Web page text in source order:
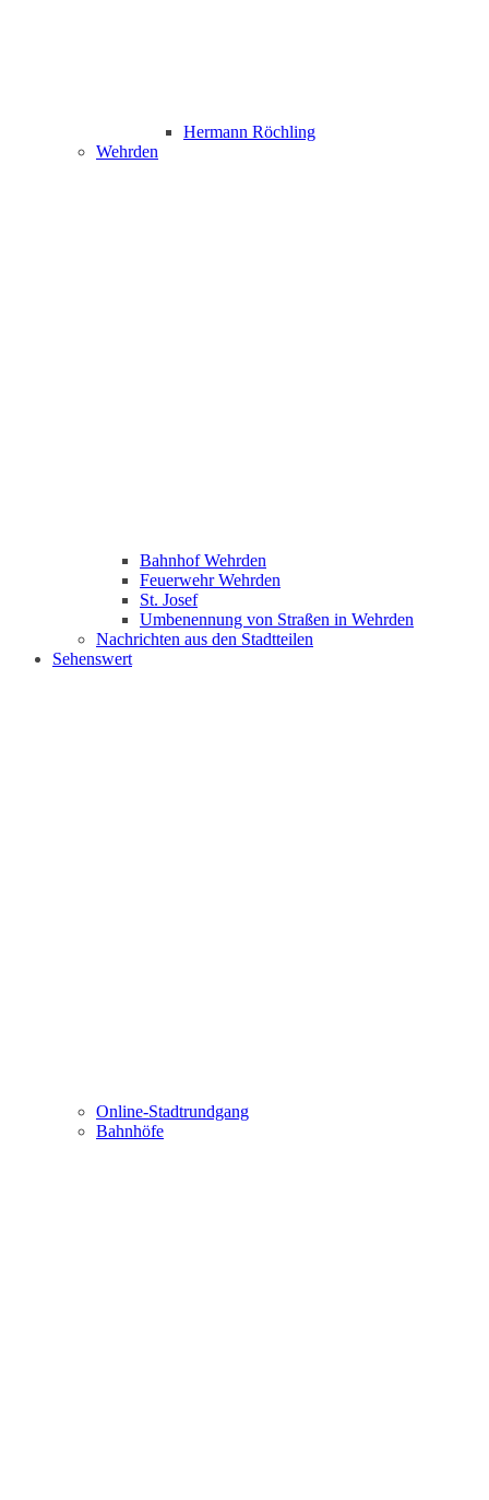
Hermann Röchling
Wehrden
Bahnhof Wehrden
Feuerwehr Wehrden
St. Josef
Umbenennung von Straßen in Wehrden
Nachrichten aus den Stadtteilen
Sehenswert
Online-Stadtrundgang
Bahnhöfe